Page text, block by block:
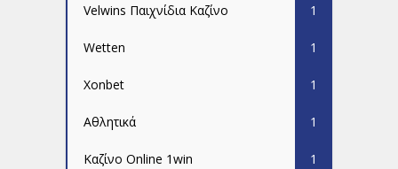
Velwins Παιχνίδια Καζίνο 1
Wetten 1
Xonbet 1
Αθλητικά 1
Καζίνο Online 1win 1